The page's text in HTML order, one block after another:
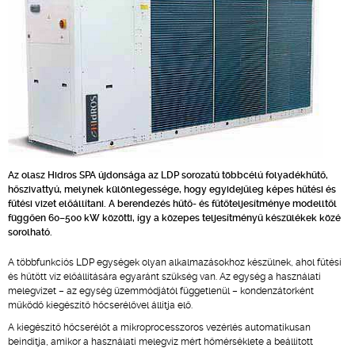
Az olasz Hidros SPA újdonsága az LDP sorozatú többcélú folyadékhűtő,
hőszivattyú, melynek különlegessége, hogy egyidejűleg képes hűtési és
fűtési vizet előállítani. A berendezés hűtő- és fűtőteljesítménye modelltől
függően 60–500 kW közötti, így a közepes teljesítményű készülékek közé
sorolható.
A többfunkciós LDP egységek olyan alkalmazásokhoz készülnek, ahol fűtési
és hűtött víz előállítására egyaránt szükség van. Az egység a használati
melegvizet – az egység üzemmódjától függetlenül – kondenzátorként
működő kiegészítő hőcserélővel állítja elő.
A kiegészítő hőcserélőt a mikroprocesszoros vezérlés automatikusan
beindítja, amikor a használati melegvíz mért hőmérséklete a beállított